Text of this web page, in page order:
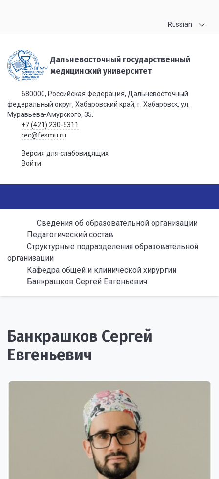
Russian
Дальневосточный государственный
медицинский университет
680000, Российская Федерация, Дальневосточный
федеральный округ, Хабаровский край, г. Хабаровск, ул.
Муравьева-Амурского, 35.
+7 (421) 230-5311
rec@fesmu.ru
Версия для слабовидящих
Войти
Сведения об образовательной организации
Педагогический состав
Структурные подразделения образовательной
организации
Кафедра общей и клинической хирургии
Банкрашков Сергей Евгеньевич
Банкрашков Сергей
Евгеньевич